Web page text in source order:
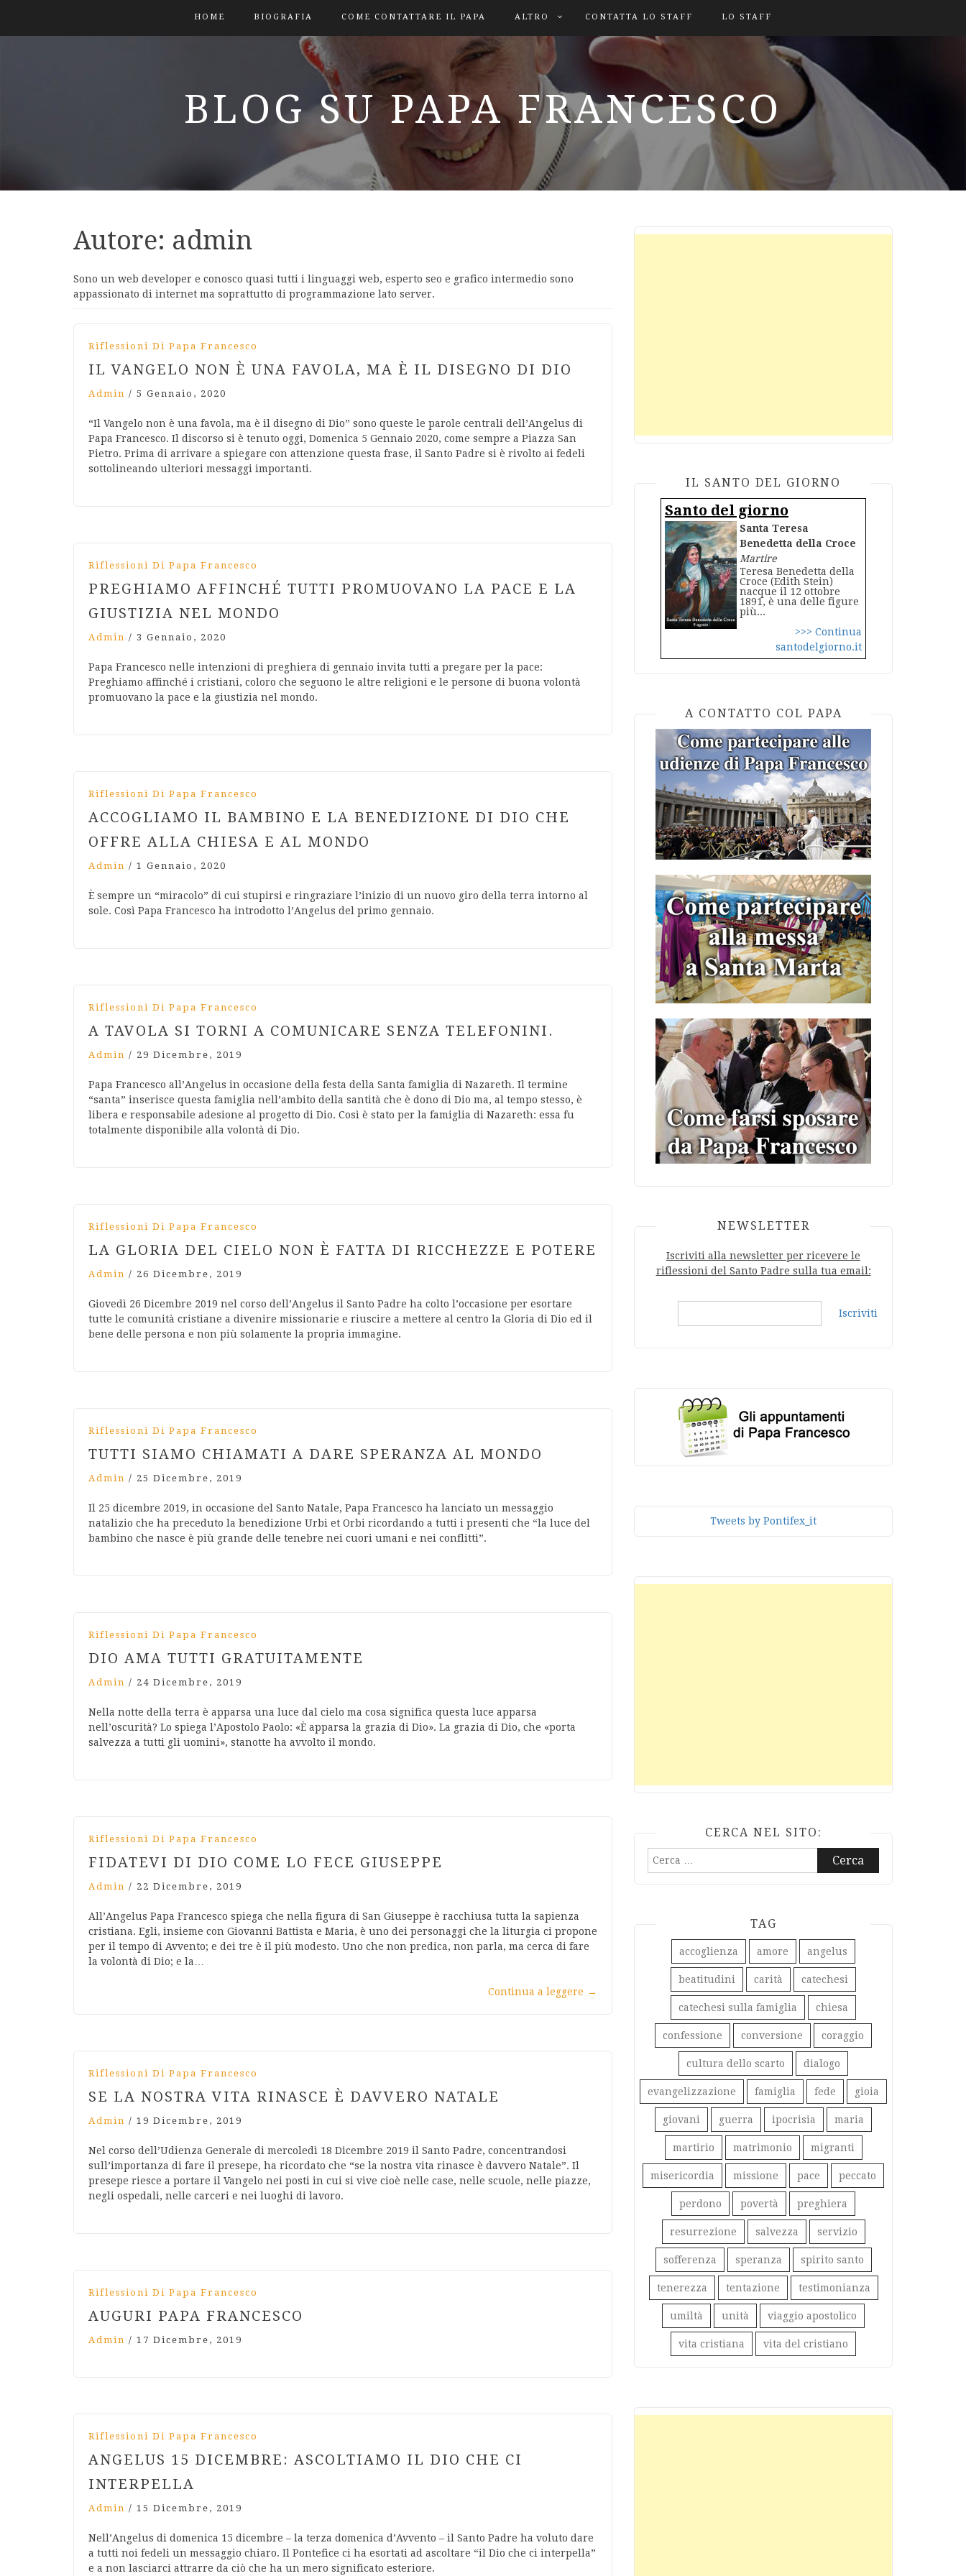
HOME BIOGRAFIA COME CONTATTARE IL PAPA ALTRO CONTATTA LO STAFF LO STAFF
BLOG SU PAPA FRANCESCO
Autore: admin
Sono un web developer e conosco quasi tutti i linguaggi web, esperto seo e grafico intermedio sono
appassionato di internet ma soprattutto di programmazione lato server.
Riflessioni Di Papa Francesco
IL VANGELO NON È UNA FAVOLA, MA È IL DISEGNO DI DIO
Admin / 5 Gennaio, 2020
“Il Vangelo non è una favola, ma è il disegno di Dio” sono queste le parole centrali dell’Angelus di
Papa Francesco. Il discorso si è tenuto oggi, Domenica 5 Gennaio 2020, come sempre a Piazza San
Pietro. Prima di arrivare a spiegare con attenzione questa frase, il Santo Padre si è rivolto ai fedeli
sottolineando ulteriori messaggi importanti.
Riflessioni Di Papa Francesco
PREGHIAMO AFFINCHÉ TUTTI PROMUOVANO LA PACE E LA
GIUSTIZIA NEL MONDO
Admin / 3 Gennaio, 2020
Papa Francesco nelle intenzioni di preghiera di gennaio invita tutti a pregare per la pace:
Preghiamo affinché i cristiani, coloro che seguono le altre religioni e le persone di buona volontà
promuovano la pace e la giustizia nel mondo.
Riflessioni Di Papa Francesco
ACCOGLIAMO IL BAMBINO E LA BENEDIZIONE DI DIO CHE
OFFRE ALLA CHIESA E AL MONDO
Admin / 1 Gennaio, 2020
È sempre un “miracolo” di cui stupirsi e ringraziare l’inizio di un nuovo giro della terra intorno al
sole. Così Papa Francesco ha introdotto l’Angelus del primo gennaio.
Riflessioni Di Papa Francesco
A TAVOLA SI TORNI A COMUNICARE SENZA TELEFONINI.
Admin / 29 Dicembre, 2019
Papa Francesco all’Angelus in occasione della festa della Santa famiglia di Nazareth. Il termine
“santa” inserisce questa famiglia nell’ambito della santità che è dono di Dio ma, al tempo stesso, è
libera e responsabile adesione al progetto di Dio. Così è stato per la famiglia di Nazareth: essa fu
totalmente disponibile alla volontà di Dio.
Riflessioni Di Papa Francesco
LA GLORIA DEL CIELO NON È FATTA DI RICCHEZZE E POTERE
Admin / 26 Dicembre, 2019
Giovedì 26 Dicembre 2019 nel corso dell’Angelus il Santo Padre ha colto l’occasione per esortare
tutte le comunità cristiane a divenire missionarie e riuscire a mettere al centro la Gloria di Dio ed il
bene delle persona e non più solamente la propria immagine.
Riflessioni Di Papa Francesco
TUTTI SIAMO CHIAMATI A DARE SPERANZA AL MONDO
Admin / 25 Dicembre, 2019
Il 25 dicembre 2019, in occasione del Santo Natale, Papa Francesco ha lanciato un messaggio
natalizio che ha preceduto la benedizione Urbi et Orbi ricordando a tutti i presenti che “la luce del
bambino che nasce è più grande delle tenebre nei cuori umani e nei conflitti”.
Riflessioni Di Papa Francesco
DIO AMA TUTTI GRATUITAMENTE
Admin / 24 Dicembre, 2019
Nella notte della terra è apparsa una luce dal cielo ma cosa significa questa luce apparsa
nell’oscurità? Lo spiega l’Apostolo Paolo: «È apparsa la grazia di Dio». La grazia di Dio, che «porta
salvezza a tutti gli uomini», stanotte ha avvolto il mondo.
Riflessioni Di Papa Francesco
FIDATEVI DI DIO COME LO FECE GIUSEPPE
Admin / 22 Dicembre, 2019
All’Angelus Papa Francesco spiega che nella figura di San Giuseppe è racchiusa tutta la sapienza
cristiana. Egli, insieme con Giovanni Battista e Maria, è uno dei personaggi che la liturgia ci propone
per il tempo di Avvento; e dei tre è il più modesto. Uno che non predica, non parla, ma cerca di fare
la volontà di Dio; e la…
Continua a leggere →
Riflessioni Di Papa Francesco
SE LA NOSTRA VITA RINASCE È DAVVERO NATALE
Admin / 19 Dicembre, 2019
Nel corso dell’Udienza Generale di mercoledì 18 Dicembre 2019 il Santo Padre, concentrandosi
sull’importanza di fare il presepe, ha ricordato che “se la nostra vita rinasce è davvero Natale”. Il
presepe riesce a portare il Vangelo nei posti in cui si vive cioè nelle case, nelle scuole, nelle piazze,
negli ospedali, nelle carceri e nei luoghi di lavoro.
Riflessioni Di Papa Francesco
AUGURI PAPA FRANCESCO
Admin / 17 Dicembre, 2019
Riflessioni Di Papa Francesco
ANGELUS 15 DICEMBRE: ASCOLTIAMO IL DIO CHE CI
INTERPELLA
Admin / 15 Dicembre, 2019
Nell’Angelus di domenica 15 dicembre – la terza domenica d’Avvento – il Santo Padre ha voluto dare
a tutti noi fedeli un messaggio chiaro. Il Pontefice ci ha esortati ad ascoltare “il Dio che ci interpella”
e a non lasciarci attrarre da ciò che ha un mero significato esteriore.
IL SANTO DEL GIORNO
Santo del giorno
Santa Teresa
Benedetta della Croce
Martire
Teresa Benedetta della
Croce (Edith Stein)
nacque il 12 ottobre
1891, è una delle figure
più...
>>> Continua
santodelgiorno.it
A CONTATTO COL PAPA
NEWSLETTER
Iscriviti alla newsletter per ricevere le
riflessioni del Santo Padre sulla tua email:
Iscriviti
Tweets by Pontifex_it
CERCA NEL SITO:
Ricerca
TAG
accoglienza amore angelus
beatitudini carità catechesi
catechesi sulla famiglia chiesa
confessione conversione coraggio
cultura dello scarto dialogo
evangelizzazione famiglia fede gioia
giovani guerra ipocrisia maria
martirio matrimonio migranti
misericordia missione pace peccato
perdono povertà preghiera
resurrezione salvezza servizio
sofferenza speranza spirito santo
tenerezza tentazione testimonianza
umiltà unità viaggio apostolico
vita cristiana vita del cristiano